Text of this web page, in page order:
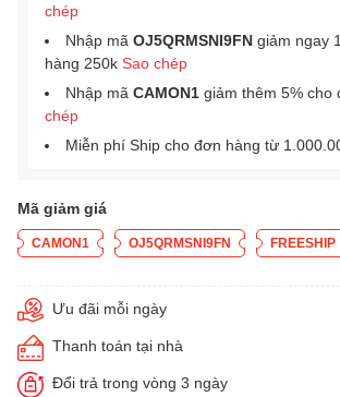
chép
Nhập mã OJ5QRMSNI9FN giảm ngay
hàng 250k Sao chép
Nhập mã CAMON1 giảm thêm 5% cho
chép
Miễn phí Ship cho đơn hàng từ
Mã giảm giá
CAMON1 OJ5QRMSNI9FN FREESHIP
Ưu đãi mỗi ngày
Thanh toán tại nhà
Đổi trả trong vòng 3 ngày